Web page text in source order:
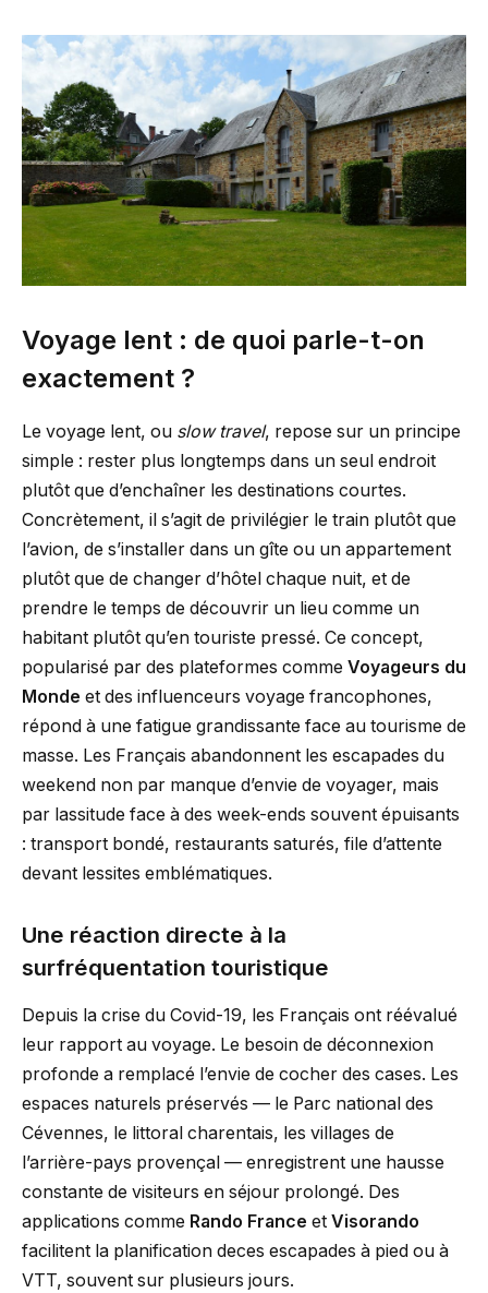
Voyage lent : de quoi parle-t-on
exactement ?
Le voyage lent, ou slow travel, repose sur un principe
simple : rester plus longtemps dans un seul endroit
plutôt que d’enchaîner les destinations courtes.
Concrètement, il s’agit de privilégier le train plutôt que
l’avion, de s’installer dans un gîte ou un appartement
plutôt que de changer d’hôtel chaque nuit, et de
prendre le temps de découvrir un lieu comme un
habitant plutôt qu’en touriste pressé. Ce concept,
popularisé par des plateformes comme Voyageurs du
Monde et des influenceurs voyage francophones,
répond à une fatigue grandissante face au tourisme de
masse. Les Français abandonnent les escapades du
weekend non par manque d’envie de voyager, mais
par lassitude face à des week-ends souvent épuisants
: transport bondé, restaurants saturés, file d’attente
devant lessites emblématiques.
Une réaction directe à la
surfréquentation touristique
Depuis la crise du Covid-19, les Français ont réévalué
leur rapport au voyage. Le besoin de déconnexion
profonde a remplacé l’envie de cocher des cases. Les
espaces naturels préservés — le Parc national des
Cévennes, le littoral charentais, les villages de
l’arrière-pays provençal — enregistrent une hausse
constante de visiteurs en séjour prolongé. Des
applications comme Rando France et Visorando
facilitent la planification deces escapades à pied ou à
VTT, souvent sur plusieurs jours.